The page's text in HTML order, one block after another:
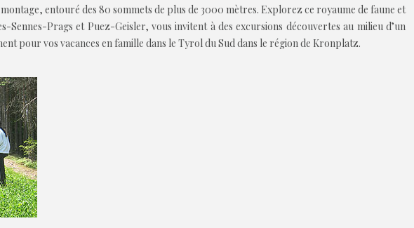
entouré des 80 sommets de plus de 3000 mètres. Explorez ce royaume de faune et
Prags et Puez-Geisler, vous invitent à des excursions découvertes au milieu d’un
pour vos vacances en famille dans le Tyrol du Sud dans le région de Kronplatz.